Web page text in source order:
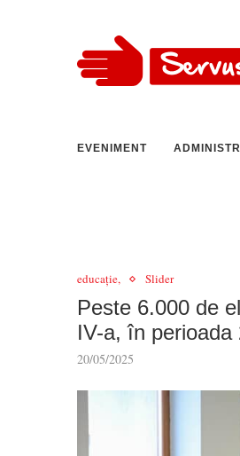
EVENIMENT
educație, Slider
Peste 6.000 de
IV-a, în perioada
20/05/2025